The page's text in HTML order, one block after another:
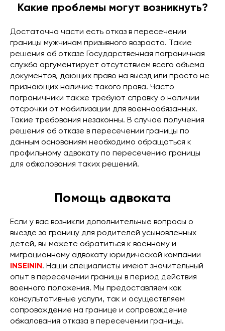
Какие проблемы могут возникнуть?
Достаточно части есть отказ в пересечении
границы мужчинам призывного возраста. Такие
решения об отказе Государственная пограничная
служба аргументирует отсутствием всего объема
документов, дающих право на выезд или просто не
признающих наличие такого права. Часто
пограничники также требуют справку о наличии
отсрочки от мобилизации для военнообязанных.
Такие требования незаконны. В случае получения
решения об отказе в пересечении границы по
данным основаниям необходимо обращаться к
профильному адвокату по пересечению границы
для обжалования таких решений.
Помощь адвоката
Если у вас возникли дополнительные вопросы о
выезде за границу для родителей усыновленных
детей, вы можете обратиться к военному и
миграционному адвокату юридической компании
INSEININ. Наши специалисты имеют значительный
опыт в пересечении границы в период действия
военного положения. Мы предоставляем как
консультативные услуги, так и осуществляем
сопровождение на границе и сопровождение
обжалования отказа в пересечении границы.